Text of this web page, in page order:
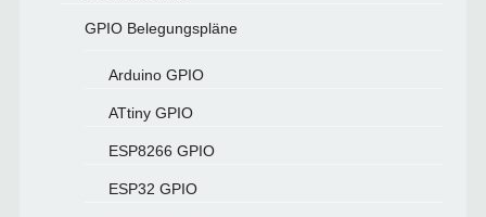
GPIO Belegungspläne
Arduino GPIO
ATtiny GPIO
ESP8266 GPIO
ESP32 GPIO